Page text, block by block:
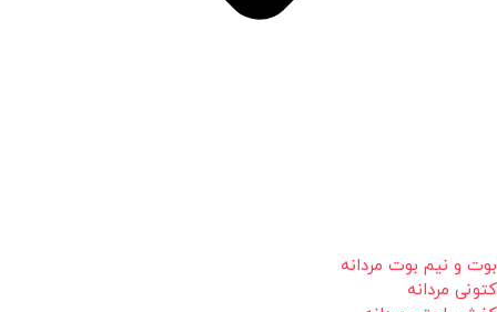
بوت و نیم بوت مردانه
کتونی مردانه